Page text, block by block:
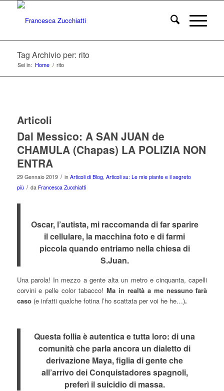
Tag Archivio per: rito
Sei in: Home / rito
Articoli
Dal Messico: A SAN JUAN de
CHAMULA (Chapas) LA POLIZIA NON
ENTRA
29 Gennaio 2019 / in Articoli di Blog, Articoli su: Le mie piante e il segreto
più / da Francesca Zucchiatti
Oscar, l’autista, mi raccomanda di far sparire
il cellulare, la macchina foto e di farmi
piccola quando entriamo nella chiesa di
S.Juan.
Una parola! In mezzo a gente alta un metro e cinquanta, capelli
corvini e pelle color tabacco!Ma in realtà a me nessuno farà
caso (e infatti qualche fotina l’ho scattata per voi he he…).
Questa follia è autentica e tutta loro: di una
comunità che parla ancora un dialetto di
derivazione Maya, figlia di gente che
all’arrivo dei Conquistadores spagnoli,
preferì il suicidio di massa.